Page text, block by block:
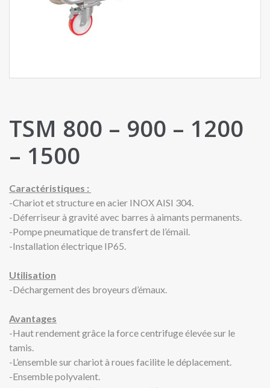
TSM 800 – 900 – 1200
– 1500
Caractéristiques :
-Chariot et structure en acier INOX AISI 304.
-Déferriseur à gravité avec barres à aimants permanents.
-Pompe pneumatique de transfert de l’émail.
-Installation électrique IP65.
Utilisation
-Déchargement des broyeurs d’émaux.
Avantages
-Haut rendement grâce la force centrifuge élevée sur le
tamis.
-L’ensemble sur chariot à roues facilite le déplacement.
-Ensemble polyvalent.